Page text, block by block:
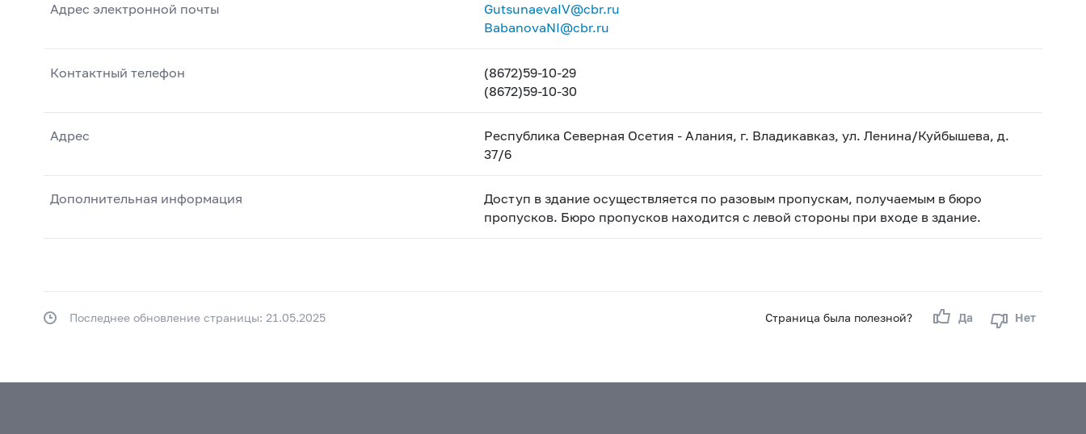
Адрес электронной почты
GutsunaevaIV@cbr.ru
BabanovaNI@cbr.ru
Контактный телефон
(8672)59-10-29
(8672)59-10-30
Адрес
Республика Северная Осетия - Алания, г. Владикавказ, ул. Ленина/Куйбышева, д.
37/6
Дополнительная информация
Доступ в здание осуществляется по разовым пропускам, получаемым в бюро
пропусков. Бюро пропусков находится с левой стороны при входе в здание.
Страница была полезной? Да Нет
Последнее обновление страницы: 21.05.2025